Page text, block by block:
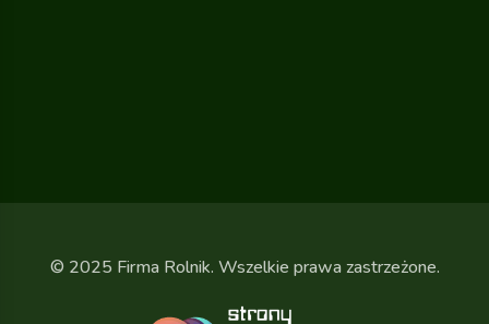
© 2025 Firma Rolnik. Wszelkie prawa zastrzeżone.